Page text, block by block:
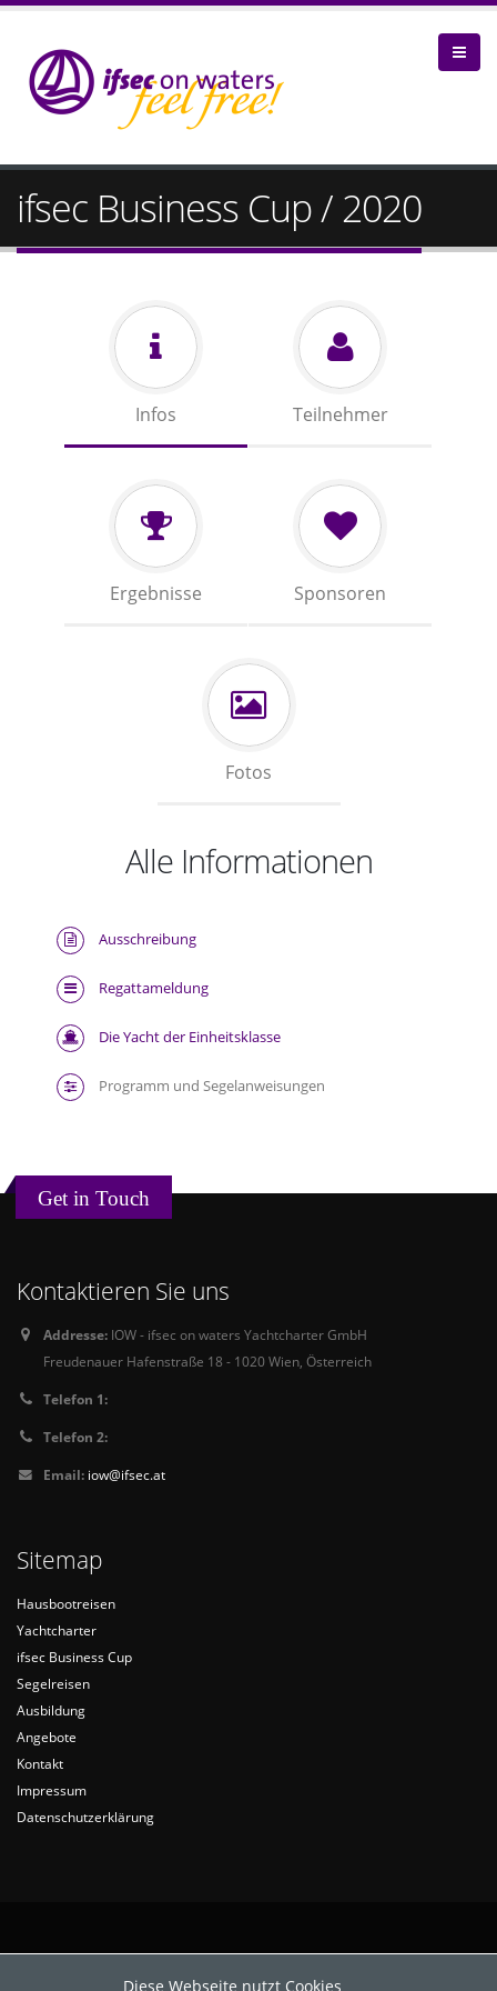
ifsec Business Cup / 2020
Infos Teilnehmer
Ergebnisse Sponsoren
Fotos
Alle Informationen
Ausschreibung
Regattameldung
Die Yacht der Einheitsklasse
Programm und Segelanweisungen
Get in Touch
Kontaktieren Sie uns
Addresse: IOW - ifsec on waters Yachtcharter GmbH
Freudenauer Hafenstraße 18 - 1020 Wien, Österreich
Telefon 1:
Telefon 2:
Email: iow@ifsec.at
Sitemap
Hausbootreisen
Yachtcharter
ifsec Business Cup
Segelreisen
Ausbildung
Angebote
Kontakt
Impressum
Datenschutzerklärung
Diese Webseite nutzt Cookies